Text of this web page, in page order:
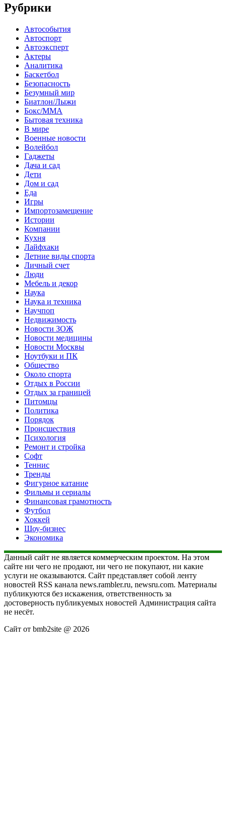
Рубрики
Автособытия
Автоспорт
Автоэксперт
Актеры
Аналитика
Баскетбол
Безопасность
Безумный мир
Биатлон/Лыжи
Бокс/MMA
Бытовая техника
В мире
Военные новости
Волейбол
Гаджеты
Дача и сад
Дети
Дом и сад
Еда
Игры
Импортозамещение
Истории
Компании
Кухня
Лайфхаки
Летние виды спорта
Личный счет
Люди
Мебель и декор
Наука
Наука и техника
Научпоп
Недвижимость
Новости ЗОЖ
Новости медицины
Новости Москвы
Ноутбуки и ПК
Общество
Около спорта
Отдых в России
Отдых за границей
Питомцы
Политика
Порядок
Происшествия
Психология
Ремонт и стройка
Софт
Теннис
Тренды
Фигурное катание
Фильмы и сериалы
Финансовая грамотность
Футбол
Хоккей
Шоу-бизнес
Экономика
Данный сайт не является коммерческим проектом. На этом
сайте ни чего не продают, ни чего не покупают, ни какие
услуги не оказываются. Сайт представляет собой ленту
новостей RSS канала news.rambler.ru, newsru.com. Материалы
публикуются без искажения, ответственность за
достоверность публикуемых новостей Администрация сайта
не несёт.
Сайт от bmb2site @ 2026